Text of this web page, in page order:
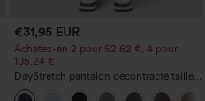
€31,95 EUR
Achetez-en 2 pour 52,62 €, 4 pour
105,24 €
DayStretch pantalon décontracté taille
haute avec poches et coupe droite